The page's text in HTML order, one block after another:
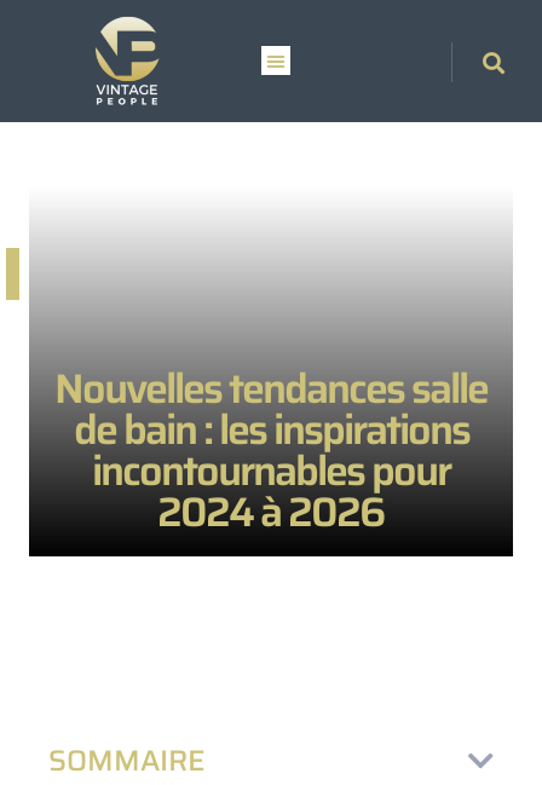
Nouvelles tendances salle
de bain : les inspirations
incontournables pour
2024 à 2026
SOMMAIRE